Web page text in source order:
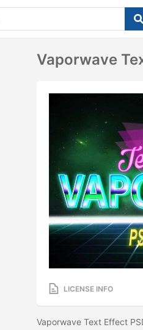
Vaporwave
LICENSE INFO
Vaporwave Text Effect